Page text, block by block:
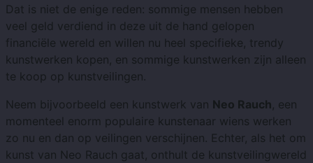
Dat is niet de enige reden: sommige mensen hebben
veel geld verdiend in deze uit de hand gelopen
financiële wereld en willen nu heel specifieke, trendy
kunstwerken kopen, en sommige kunstwerken zijn alleen
te koop op kunstveilingen.
Neem bijvoorbeeld een kunstwerk van Neo Rauch , een
momenteel enorm populaire kunstenaar wiens werken
zo nu en dan op veilingen verschijnen. Echter, als het om
kunst van Neo Rauch gaat, onthult de kunstveilingwereld